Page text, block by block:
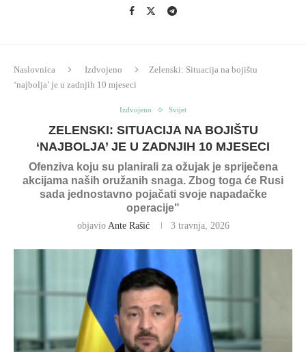
Naslovnica Izdvojeno
Zelenski: Situacija na bojištu
‘najbolja’ je u zadnjih 10 mjeseci
Izdvojeno Svijet
ZELENSKI: SITUACIJA NA BOJIŠTU
‘NAJBOLJA’ JE U ZADNJIH 10 MJESECI
Ofenziva koju su planirali za ožujak je spriječena
akcijama naših oružanih snaga. Zbog toga će Rusi
sada jednostavno pojačati svoje napadačke
operacije"
objavio Ante Rašić 3 travnja, 2026